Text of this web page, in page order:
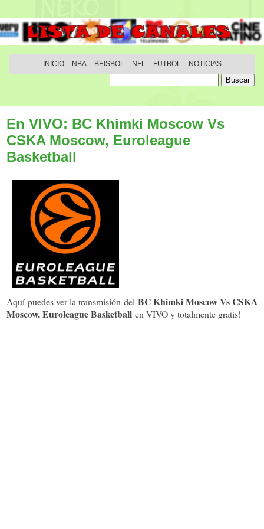
INICIO NBA BEISBOL NFL FUTBOL NOTICIAS
En VIVO: BC Khimki Moscow Vs
CSKA Moscow, Euroleague
Basketball
Aquí puedes ver la transmisión del BC Khimki Moscow Vs CSKA
Moscow, Euroleague Basketball en VIVO y totalmente gratis!